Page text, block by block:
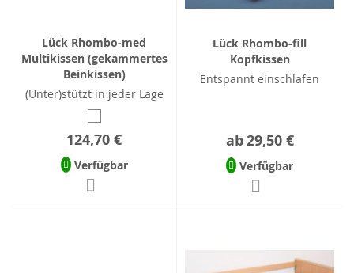
Lück Rhombo-med
Multikissen (gekammertes
Beinkissen)
(Unter)stützt in jeder Lage
124,70 €
Verfügbar
Lück Rhombo-fill
Kopfkissen
Entspannt einschlafen
ab29,50 €
Verfügbar